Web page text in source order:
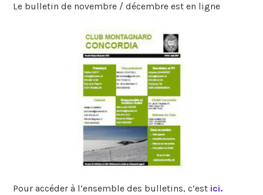
Le bulletin de novembre / décembre est en ligne
Pour accéder à l’ensemble des bulletins, c’est ici.